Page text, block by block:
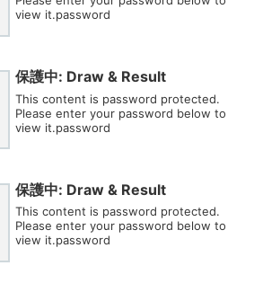
view it.password
保護中: Draw & Result
This content is password protected.
Please enter your password below to
view it.password
保護中: Draw & Result
This content is password protected.
Please enter your password below to
view it.password